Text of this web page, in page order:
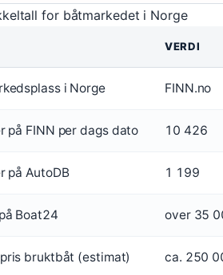
for båtmarkedet i Norge
VERDI
i Norge FINN.no
på FINN per dags dato 10 426
på AutoDB 1 199
Boat24 over 35
bruktbåt (estimat) ca. 250